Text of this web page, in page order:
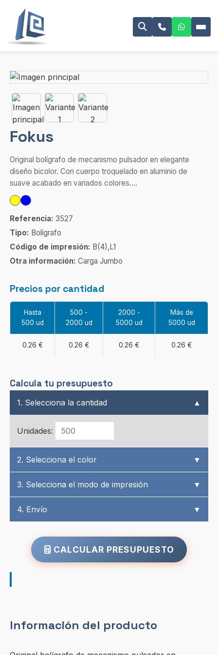
Fokus
Original bolígrafo de mecanismo pulsador en elegante
diseño bicolor. Con cuerpo troquelado en aluminio de
suave acabado en variados colores....
Referencia: 3527
Tipo: Bolígrafo
Código de impresión: B(4),L1
Otra información: Carga Jumbo
Precios por cantidad
Hasta
500 ud
500 -
2000 ud
2000 -
5000 ud
Más de
5000 ud
0.26 € 0.26 € 0.26 € 0.26 €
Calcula tu presupuesto
1. Selecciona la cantidad ▲
Unidades:
2. Selecciona el color ▼
3. Selecciona el modo de impresión ▼
4. Envío ▼
CALCULAR PRESUPUESTO
Información del producto